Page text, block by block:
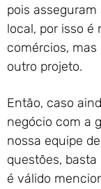
pois
local, por isso é
comércios,
outro projeto.
Então, caso
negócio com a
nossa equipe
questões,
é válido